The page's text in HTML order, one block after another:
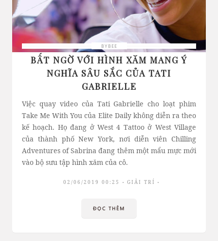
BYBEE
BẤT NGỜ VỚI HÌNH XĂM MANG Ý
NGHĨA SÂU SẮC CỦA TATI
GABRIELLE
Việc quay video của Tati Gabrielle cho loạt phim
Take Me With You của Elite Daily không diễn ra theo
kế hoạch. Họ đang ở West 4 Tattoo ở West Village
của thành phố New York, nơi diễn viên Chilling
Adventures of Sabrina đang thêm một mẩu mực mới
vào bộ sưu tập hình xăm của cô.
02/06/2019 00:25 GIẢI TRÍ
ĐỌC THÊM